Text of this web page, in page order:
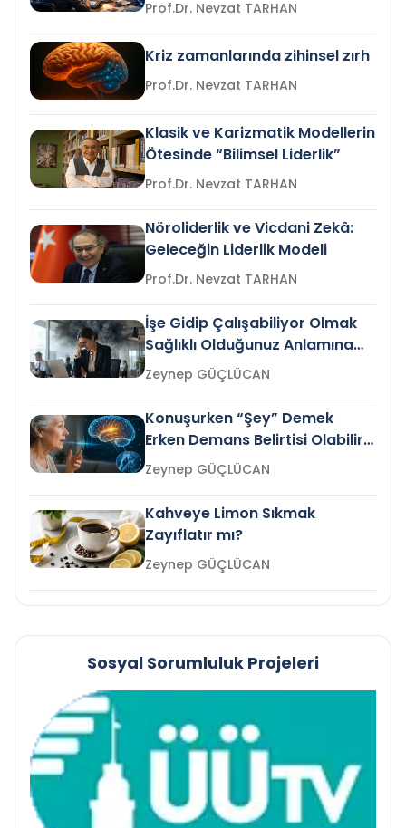
Prof.Dr. Nevzat TARHAN
Kriz zamanlarında zihinsel zırh
Prof.Dr. Nevzat TARHAN
Klasik ve Karizmatik Modellerin
Ötesinde “Bilimsel Liderlik”
Prof.Dr. Nevzat TARHAN
Nöroliderlik ve Vicdani Zekâ:
Geleceğin Liderlik Modeli
Prof.Dr. Nevzat TARHAN
İşe Gidip Çalışabiliyor Olmak
Sağlıklı Olduğunuz Anlamına
Gelir mi?Zeynep GÜÇLÜCAN
Konuşurken “Şey” Demek
Erken Demans Belirtisi Olabilir
mi?
Zeynep GÜÇLÜCAN
Kahveye Limon Sıkmak
Zayıflatır mı?
Zeynep GÜÇLÜCAN
Sosyal Sorumluluk Projeleri